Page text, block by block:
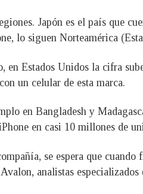
Japón es el país que
lo siguen Norteamérica
Estados Unidos la cifra
un celular de esta marca.
en Bangladesh y
en casi 10 millones de
se espera que
analistas